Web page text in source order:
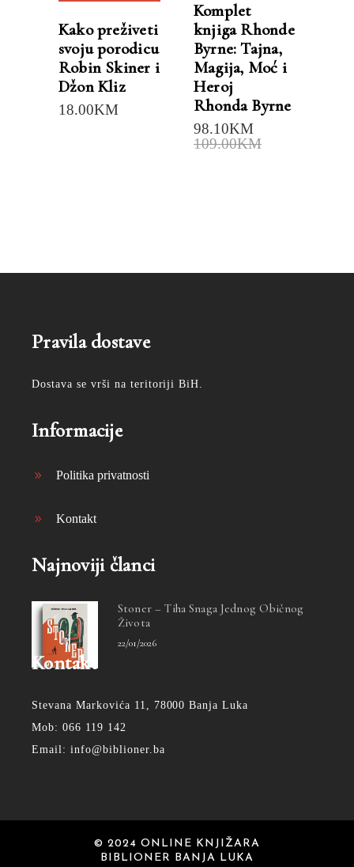
Kako preživeti
svoju porodicu
Robin Skiner i
Džon Kliz
18.00KM
Komplet
knjiga Rhonde
Byrne: Tajna,
Magija, Moć i
Heroj
Rhonda Byrne
109.00KM
98.10KM
Pravila dostave
Dostava se vrši na teritoriji BiH.
Informacije
Politika privatnosti
Kontakt
Najnoviji članci
Stoner – Tiha Snaga Jednog Običnog
Života
22/01/2026
Kontakt
Stevana Markovića 11, 78000 Banja Luka
Mob: 066 119 142
Email: info@biblioner.ba
© 2024 ONLINE KNJIŽARA
BIBLIONER BANJA LUKA